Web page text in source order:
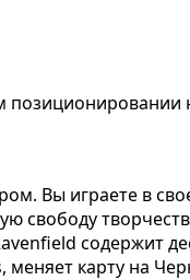
позиционировании
Вы играете в
свободу
содержит
карту на